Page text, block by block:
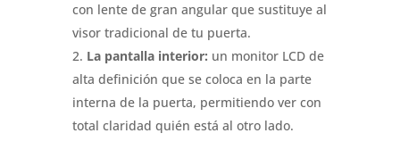
con lente de gran angular que sustituye al
visor tradicional de tu puerta.
La pantalla interior: un monitor LCD de
alta definición que se coloca en la parte
interna de la puerta, permitiendo ver con
total claridad quién está al otro lado.